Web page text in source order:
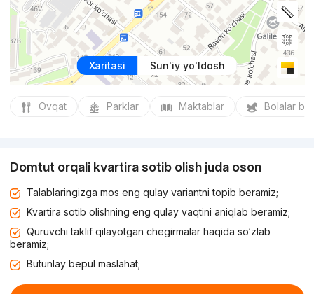
Xaritasi Sun'iy yo'ldosh
Ovqat Parklar Maktablar Bolalar
Domtut orqali kvartira sotib olish juda oson
Talablaringizga mos eng qulay variantni topib beramiz;
Kvartira sotib olishning eng qulay vaqtini aniqlab beramiz;
Quruvchi taklif qilayotgan chegirmalar haqida so‘zlab
beramiz;
Butunlay bepul maslahat;